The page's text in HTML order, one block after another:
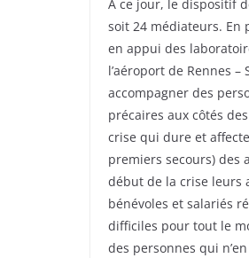
A ce jour, le dispositif
soit 24 médiateurs. En
en appui des
l’aéroport de Rennes
accompagner des
précaires aux côtés
crise qui dure et
premiers secours) des
début de la crise leurs
bénévoles et salariés
difficiles pour tout le
des personnes qui